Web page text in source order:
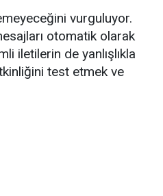
vurguluyor.
otomatik olarak
iletilerin de yanlışlıkla
test etmek ve